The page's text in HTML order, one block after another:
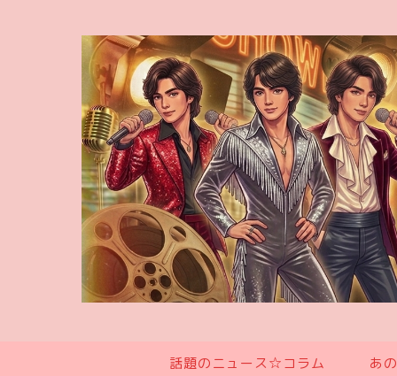
話題のニュース☆コラム あ